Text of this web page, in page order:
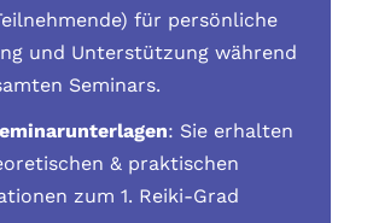
für persönliche
und Unterstützung während
Seminars.
: Sie erhalten
& praktischen
zum 1. Reiki-Grad